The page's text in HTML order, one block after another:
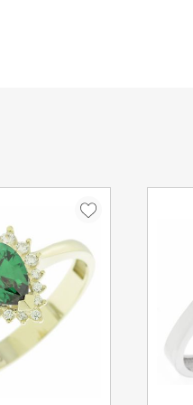
Λευκό
Ζιργκόν, Fresh
Επίσημης
ανω των 80 ευρώ τα
αγοράζονται από την
πραγματοποιείτε εντός
3-
σε Ελλάδα.
να αυξηθούν σε περίπτωση
στις 25/12, 26/12, 01/01 και
μέσω τραπεζικού
της πληρωμής.